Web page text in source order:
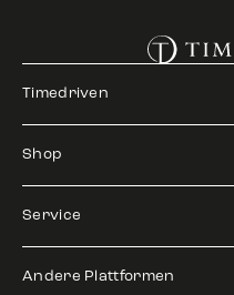
Timedriven
Shop
Service
Andere Plattformen